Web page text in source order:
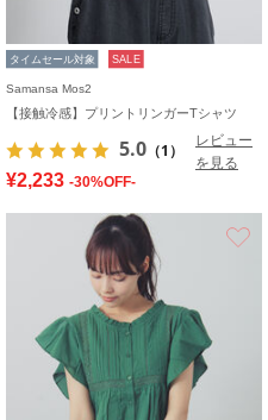
タイムセール対象 SALE
Samansa Mos2
【接触冷感】プリントリンガーTシャツ
5.0 （1）
レビュー
を見る
¥2,233 -30%OFF-